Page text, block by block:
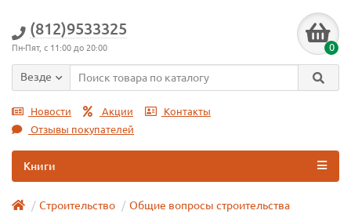
(812)9533325
Пн-Пят, с 11:00 до 20:00 0
Везде
Новости Акции
Контакты
Отзывы покупателей
Книги
Строительство
Общие вопросы строительства